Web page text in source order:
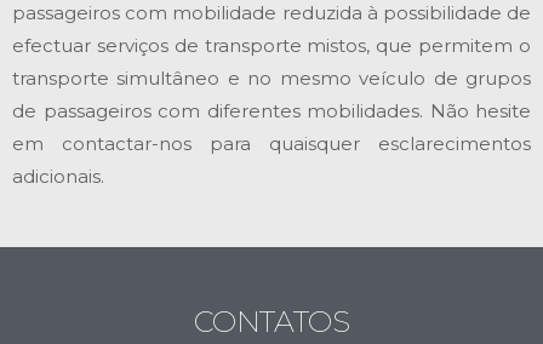
passageiros com mobilidade reduzida à possibilidade de
efectuar serviços de transporte mistos, que permitem o
transporte simultâneo e no mesmo veículo de grupos
de passageiros com diferentes mobilidades. Não hesite
em contactar-nos para quaisquer esclarecimentos
adicionais.
CONTATOS